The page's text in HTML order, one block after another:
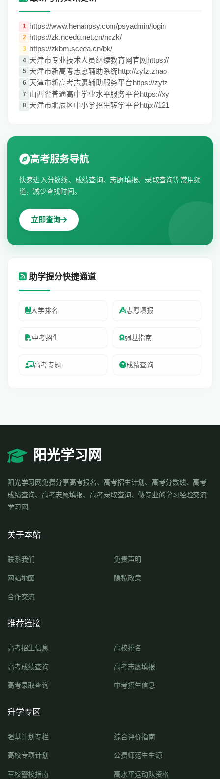
1 https://www.henanpsy.com/psyadmin/login
2 https://zk.ncedu.net.cn/nczk/
3 https://zkbm.sceea.cn/bk/
4 天津市专业技术人员继续教育网官网https://
5 天津市新高考志愿辅助系统http://zyfz.zhao
6 天津市新高考志愿辅助服务平台https://zyfz
7 山西省普通高中学业水平服务平台https://xy
8 天津市北辰区中小学招生转学平台http://121
高考服务导航
快速进入分数线、成绩查询、志愿填报、录取查询等常用频
道，减少查找时间。
立即查询
助学提分快捷通道
大学排名 志愿填报
中考招生 强基指南
高考专题 成绩查询
阳光学习网
阳光学习网免费分享高考报名、高考招生计划、高考分数线、高考
成绩查询、高考志愿填报、高考录取查询、做专业的学习经验交流
学习网.
关于本站
联系我们 免责声明
网站地图 隐私政策
合作交流
推荐链接
高考招生信息 高校排名
高考成绩查询 高考志愿填报
高考录取查询 中考招生信息
升学专区
强基计划专栏 综合评价指南
高校专项计划 公费师范生生源
军校警校指南 高水平运动队资格